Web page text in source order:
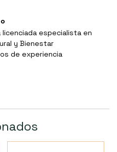
licenciada especialista en
y Bienestar
de experiencia